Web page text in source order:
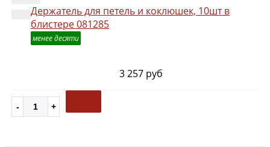
Держатель для петель и коклюшек, 10шт в
блистере 081285
менее десяти
3 257 руб